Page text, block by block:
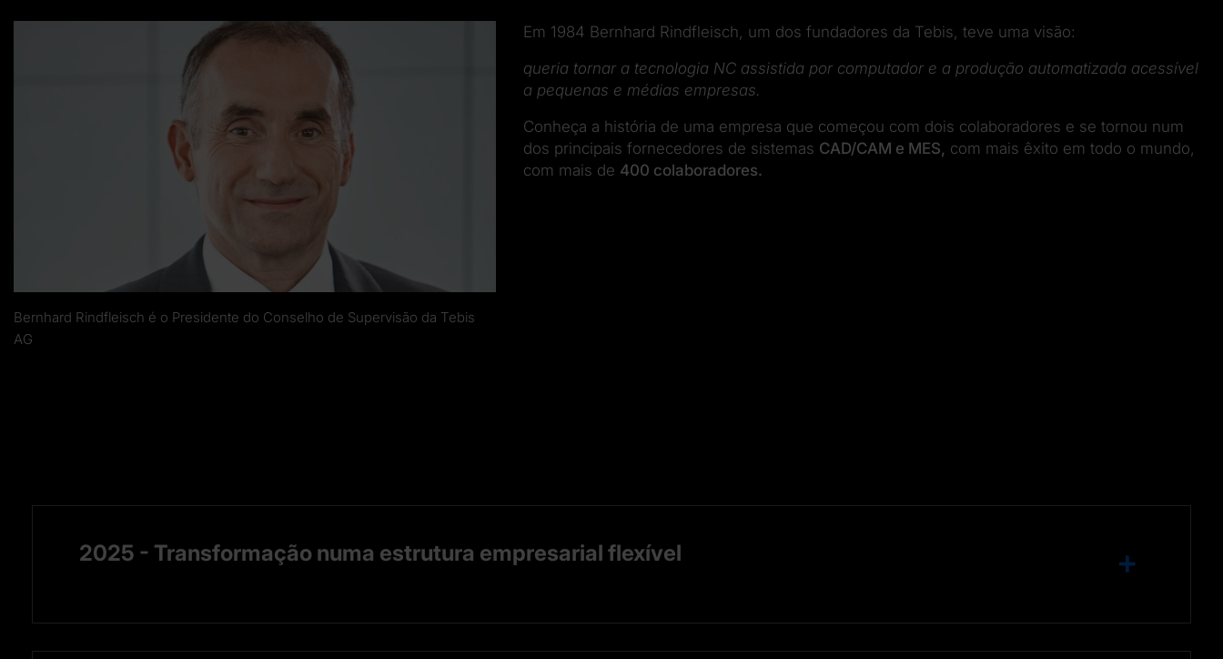
Bernhard Rindfleisch é o Presidente do Conselho de Supervisão da Tebis
AG
Em 1984 Bernhard Rindfleisch, um dos fundadores da Tebis, teve uma visão:
queria tornar a tecnologia NC assistida por computador e a produção automatizada acessível
a pequenas e médias empresas.
Conheça a história de uma empresa que começou com dois colaboradores e se tornou num
dos principais fornecedores de sistemas CAD/CAM e MES, com mais êxito em todo o mundo,
com mais de 400 colaboradores.
2025 - Transformação numa estrutura empresarial flexível